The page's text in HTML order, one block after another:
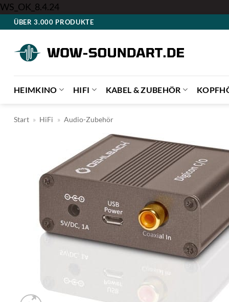
WS_OK_8.4.24Zum
Inhalt
ÜBER 3.000 PRODUKTE
HEIMKINO HIFI KABEL & ZUBEHÖR
Start » HiFi » Audio-Zubehör